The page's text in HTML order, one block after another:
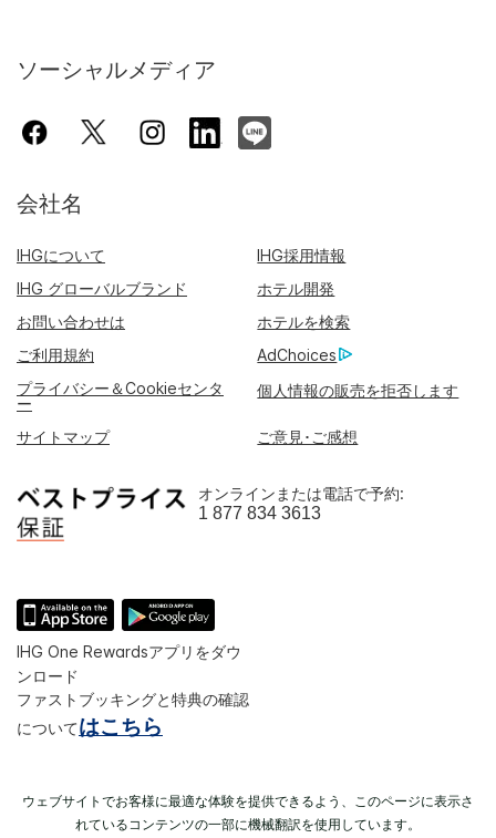
ソーシャルメディア
会社名
IHGについて
IHG採用情報
IHG グローバルブランド
ホテル開発
お問い合わせは
ホテルを検索
ご利用規約
AdChoices
プライバシー＆Cookieセンタ
ー
個人情報の販売を拒否します
サイトマップ ご意見･ご感想
オンラインまたは電話で予約:
1 877 834 3613
IHG One Rewardsアプリをダウ
ンロード
ファストブッキングと特典の確認
についてはこちら
ウェブサイトでお客様に最適な体験を提供できるよう、このページに表示さ
れているコンテンツの一部に機械翻訳を使用しています。